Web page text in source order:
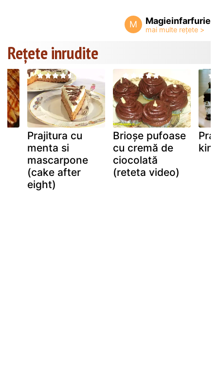
M Magieinfarfurie
Rețete inrudite
Prajitura cu
menta si
mascarpone
(cake after
eight)
Brioşe pufoase
cu cremă de
ciocolată
(reteta video)